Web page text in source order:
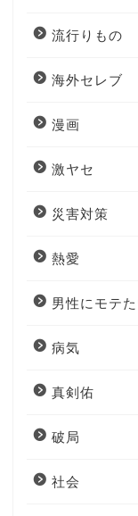
流行りもの
海外セレブ
漫画
激ヤセ
災害対策
熱愛
男性にモテ
病気
真剣佑
破局
社会